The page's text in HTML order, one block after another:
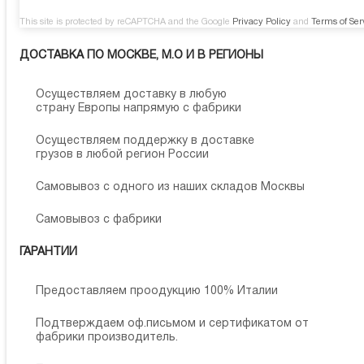
This site is protected by reCAPTCHA and the Google Privacy Policy and Terms of
ДОСТАВКА ПО МОСКВЕ, М.О И В РЕГИОНЫ
Осуществляем доставку в любую
страну Европы напрямую с фабрики
Осуществляем поддержку в доставке
грузов в любой регион России
Самовывоз с одного из наших складов Москвы
Самовывоз с фабрики
ГАРАНТИИ
Предоставляем проодукцию 100% Италии
Подтверждаем оф.письмом и сертификатом от
фабрики производитель.